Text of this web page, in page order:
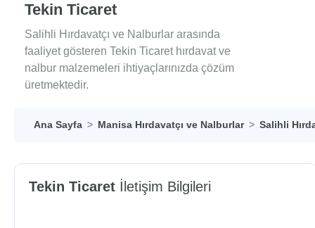
Tekin Ticaret
Salihli Hırdavatçı ve Nalburlar arasında
faaliyet gösteren Tekin Ticaret hırdavat ve
nalbur malzemeleri ihtiyaçlarınızda çözüm
üretmektedir.
Ana Sayfa Manisa Hırdavatçı ve Nalburlar Salihli
Tekin Ticaret İletişim Bilgileri